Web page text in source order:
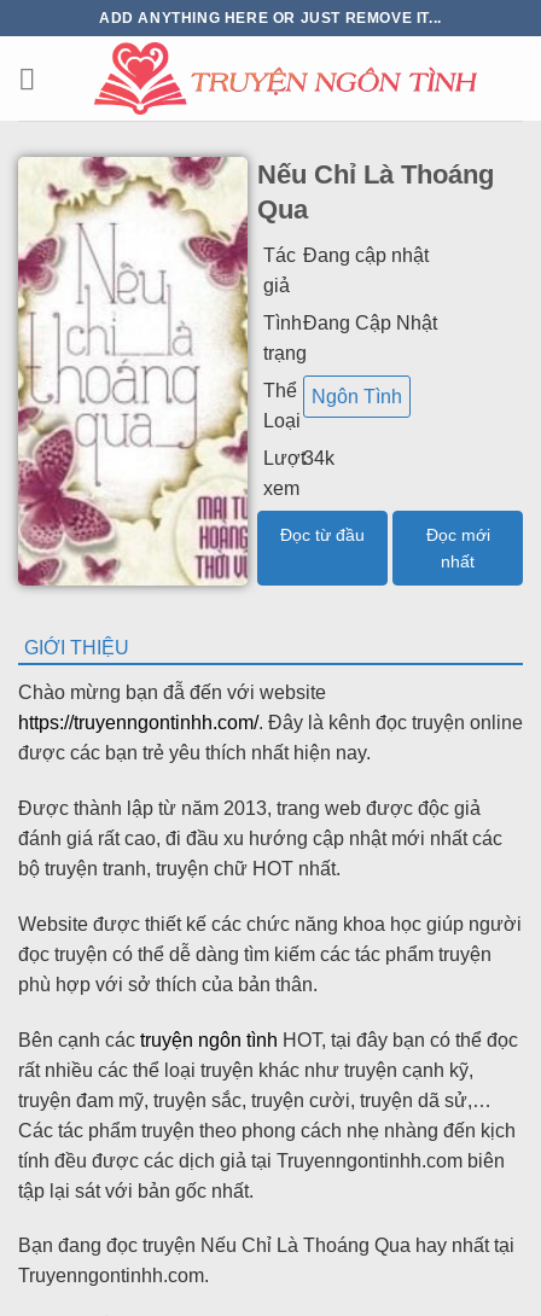
ADD ANYTHING HERE OR JUST REMOVE IT...
Nếu Chỉ Là Thoáng
Qua
Tác
giả
Đang cập nhật
Tình
trạng
Đang Cập Nhật
Thể
Loại
Ngôn Tình
Lượt
xem
34k
Đọc từ đầu
Đọc mới
nhất
GIỚI THIỆU
Chào mừng bạn đẫ đến với website
https://truyenngontinhh.com/. Đây là kênh đọc truyện online
được các bạn trẻ yêu thích nhất hiện nay.
Được thành lập từ năm 2013, trang web được độc giả
đánh giá rất cao, đi đầu xu hướng cập nhật mới nhất các
bộ truyện tranh, truyện chữ HOT nhất.
Website được thiết kế các chức năng khoa học giúp người
đọc truyện có thể dễ dàng tìm kiếm các tác phẩm truyện
phù hợp với sở thích của bản thân.
Bên cạnh các truyện ngôn tình HOT, tại đây bạn có thể đọc
rất nhiều các thể loại truyện khác như truyện cạnh kỹ,
truyện đam mỹ, truyện sắc, truyện cười, truyện dã sử,…
Các tác phẩm truyện theo phong cách nhẹ nhàng đến kịch
tính đều được các dịch giả tại Truyenngontinhh.com biên
tập lại sát với bản gốc nhất.
Bạn đang đọc truyện Nếu Chỉ Là Thoáng Qua hay nhất tại
Truyenngontinhh.com.